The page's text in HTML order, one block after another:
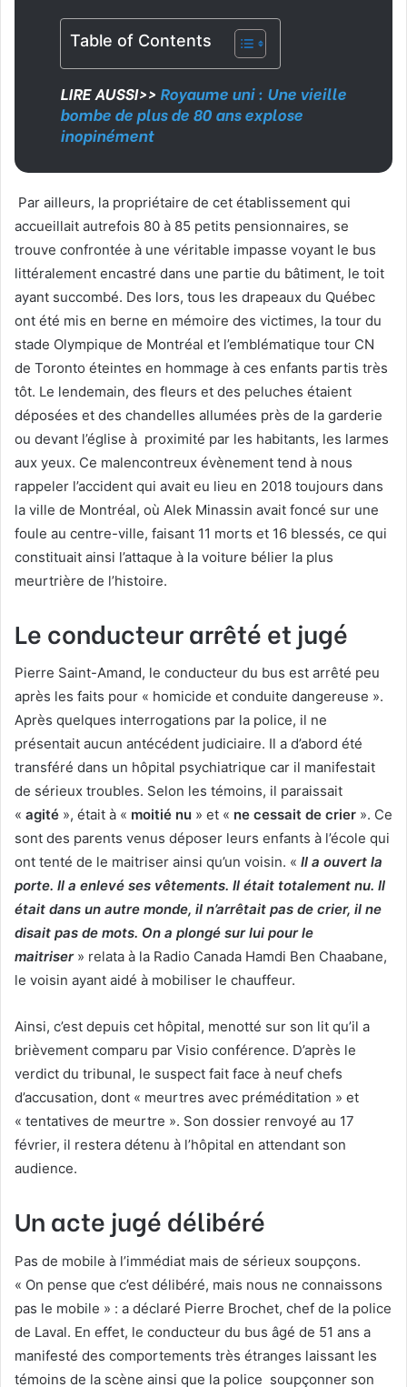
Table of Contents
LIRE AUSSI>> Royaume uni : Une vieille
bombe de plus de 80 ans explose
inopinément
Par ailleurs, la propriétaire de cet établissement qui
accueillait autrefois 80 à 85 petits pensionnaires, se
trouve confrontée à une véritable impasse voyant le bus
littéralement encastré dans une partie du bâtiment, le toit
ayant succombé. Des lors, tous les drapeaux du Québec
ont été mis en berne en mémoire des victimes, la tour du
stade Olympique de Montréal et l’emblématique tour CN
de Toronto éteintes en hommage à ces enfants partis très
tôt. Le lendemain, des fleurs et des peluches étaient
déposées et des chandelles allumées près de la garderie
ou devant l’église à proximité par les habitants, les larmes
aux yeux. Ce malencontreux évènement tend à nous
rappeler l’accident qui avait eu lieu en 2018 toujours dans
la ville de Montréal, où Alek Minassin avait foncé sur une
foule au centre-ville, faisant 11 morts et 16 blessés, ce qui
constituait ainsi l’attaque à la voiture bélier la plus
meurtrière de l’histoire.
Le conducteur arrêté et jugé
Pierre Saint-Amand, le conducteur du bus est arrêté peu
après les faits pour « homicide et conduite dangereuse ».
Après quelques interrogations par la police, il ne
présentait aucun antécédent judiciaire. Il a d’abord été
transféré dans un hôpital psychiatrique car il manifestait
de sérieux troubles. Selon les témoins, il paraissait
« agité », était à « moitié nu » et « ne cessait de crier ». Ce
sont des parents venus déposer leurs enfants à l’école qui
ont tenté de le maitriser ainsi qu’un voisin. « Il a ouvert la
porte. Il a enlevé ses vêtements. Il était totalement nu. Il
était dans un autre monde, il n’arrêtait pas de crier, il ne
disait pas de mots. On a plongé sur lui pour le
maitriser » relata à la Radio Canada Hamdi Ben Chaabane,
le voisin ayant aidé à mobiliser le chauffeur.
Ainsi, c’est depuis cet hôpital, menotté sur son lit qu’il a
brièvement comparu par Visio conférence. D’après le
verdict du tribunal, le suspect fait face à neuf chefs
d’accusation, dont « meurtres avec préméditation » et
« tentatives de meurtre ». Son dossier renvoyé au 17
février, il restera détenu à l’hôpital en attendant son
audience.
Un acte jugé délibéré
Pas de mobile à l’immédiat mais de sérieux soupçons.
« On pense que c’est délibéré, mais nous ne connaissons
pas le mobile » : a déclaré Pierre Brochet, chef de la police
de Laval. En effet, le conducteur du bus âgé de 51 ans a
manifesté des comportements très étranges laissant les
témoins de la scène ainsi que la police soupçonner son